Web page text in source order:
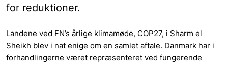
for reduktioner.
Landene ved FN’s årlige klimamøde, COP27, i Sharm el
Sheikh blev i nat enige om en samlet aftale. Danmark har i
forhandlingerne været repræsenteret ved fungerende